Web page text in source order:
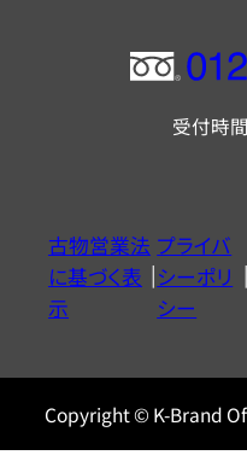
フ
ー
ヤ
ル
受付時
古物営業法
に基づく表
示
プライバ
シーポリ
シー
Copyright © K-Brand